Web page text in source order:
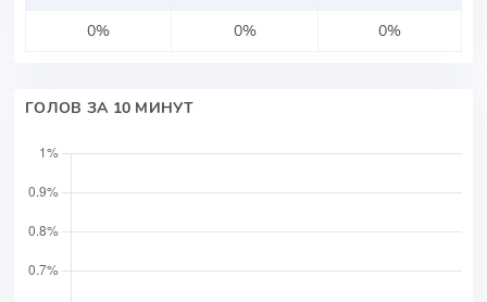
0%
0% 0%
ГОЛОВ ЗА 10 МИНУТ